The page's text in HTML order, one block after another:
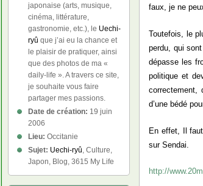
faux, je ne
Toutefois, le
perdu, qui
dépasse les
politique et
correctement,
d’une bédé
En effet, Il
sur Sendai.
http://
japonaise (arts, musique,
cinéma, littérature,
gastronomie, etc.), le Uechi-
ryû que j’ai eu la chance et
le plaisir de pratiquer, ainsi
que des photos de ma «
daily-life ». A travers ce site,
je souhaite vous faire
partager mes passions.
Date de création: 19 juin
2006
Lieu: Occitanie
Sujet: Uechi-ryû, Culture,
Japon, Blog, 3615 My Life